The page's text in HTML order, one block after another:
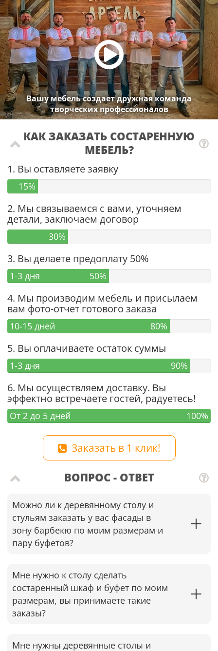
Вашу мебель создает дружная команда
творческих профессионалов
КАК ЗАКАЗАТЬ СОСТАРЕННУЮ
МЕБЕЛЬ?
1. Вы оставляете заявку
15%
2. Мы связываемся с вами, уточняем
детали, заключаем договор
30%
3. Вы делаете предоплату 50%
1-3 дня 50%
4. Мы производим мебель и присылаем
вам фото-отчет готового заказа
10-15 дней 80%
5. Вы оплачиваете остаток суммы
1-3 дня 90%
6. Мы осуществляем доставку. Вы
эффектно встречаете гостей, радуетесь!
От 2 до 5 дней 100%
Заказать в 1 клик!
ВОПРОС - ОТВЕТ
Можно ли к деревянному столу и
стульям заказать у вас фасады в
зону барбекю по моим размерам и
пару буфетов?
Мне нужно к столу сделать
состаренный шкаф и буфет по моим
размерам, вы принимаете такие
заказы?
Мне нужны деревянные столы и